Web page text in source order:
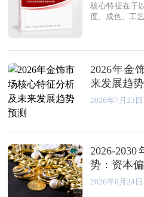
核心特征在于
度、成色、工
2026年金
来发展趋
2026年7月23日
2026-
势：资本
2026年6月24日